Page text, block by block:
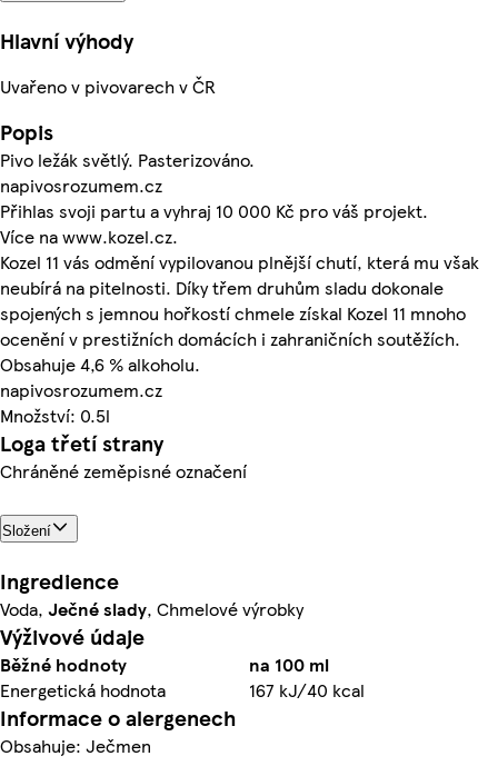
Hlavní výhody
Uvařeno v pivovarech v ČR
Popis
Pivo ležák světlý. Pasterizováno.
napivosrozumem.cz
Přihlas svoji partu a vyhraj 10 000 Kč pro váš projekt.
Více na www.kozel.cz.
Kozel 11 vás odmění vypilovanou plnější chutí, která mu však
neubírá na pitelnosti. Díky třem druhům sladu dokonale
spojených s jemnou hořkostí chmele získal Kozel 11 mnoho
ocenění v prestižních domácích i zahraničních soutěžích.
Obsahuje 4,6 % alkoholu.
napivosrozumem.cz
Množství: 0.5l
Loga třetí strany
Chráněné zeměpisné označení
Složení
Ingredience
Voda, Ječnéslady, Chmelové výrobky
Výživové údaje
Běžné hodnoty
na 100 ml
Energetická hodnota
167 kJ/40 kcal
Informace o alergenech
Obsahuje: Ječmen